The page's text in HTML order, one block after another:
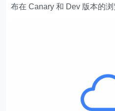
布在 Canary 和 Dev 版本的浏